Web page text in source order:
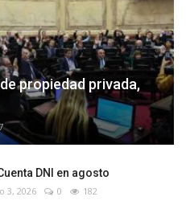
propiedad privada,
DNI en agosto
3, 2026 0 182